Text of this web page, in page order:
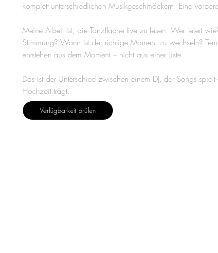
komplett unterschiedlichen Musikgeschmäckern. Eine
Meine Arbeit ist, die Tanzfläche live zu lesen: Wer feiert
Stimmung? Wann ist der richtige Moment zu wechseln?
entstehen aus dem Moment – nicht aus einer Liste.
Das ist der Unterschied zwischen einem DJ, der Songs
Hochzeit trägt.
Verfügbarkeit prüfen